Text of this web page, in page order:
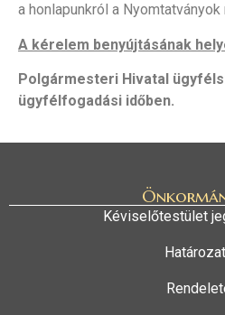
a honlapunkról a Nyomtatványok
A kérelem benyújtásának
Polgármesteri Hivatal
ügyfélfogadási időben.
Kéviselőtestület